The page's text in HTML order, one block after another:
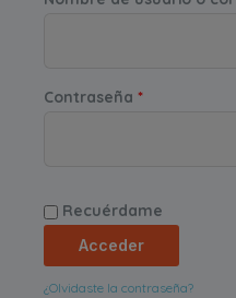
Contraseña *
Recuérdame
Acceder
¿Olvidaste la contraseña?